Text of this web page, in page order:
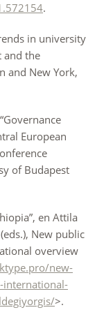
.
in university
and the
and New York,
European
of Budapest
en Attila
New public
overview
new-
international-
>.